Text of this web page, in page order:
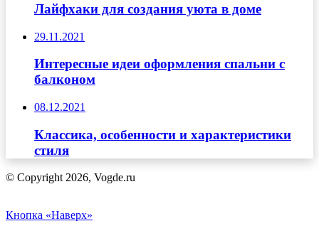
Лайфхаки для создания уюта в доме
29.11.2021
Интересные идеи оформления спальни с
балконом
08.12.2021
Классика, особенности и характеристики
стиля
© Copyright 2026, Vogde.ru
Кнопка «Наверх»